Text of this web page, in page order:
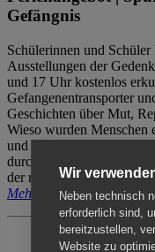
Gefängnis
Schülerinnen und
Ausstellungen der
und 17 Uhr kostenlos
Gefangenentransporter
Geschichten über Mut,
Wieso wurden Menschen
und nach der Haft? Der
durch das
der reguläre Eintritt (8€ /
Mehr erfahren
Wir
Neben technisch
erforderlich sind,
bereitzustellen,
Website zu